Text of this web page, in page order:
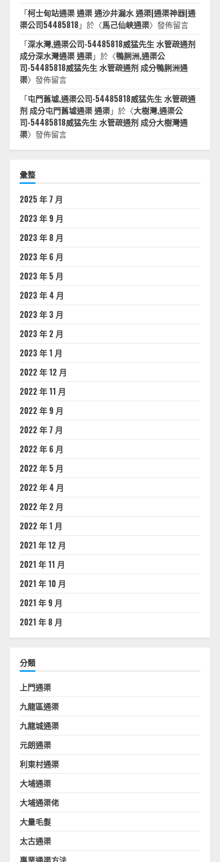
「柯士甸站通渠 通渠 通沙井漏水 通渠|通渠神器|通
渠公司54485818 」於〈馬己仙峽通渠〉發佈留言
「深水灣,通渠公司-54485818威猛先生 水管疏通剂
成分深水灣通渠 通渠」於〈鴨脷洲,通渠公
司-54485818威猛先生 水管疏通剂 成分鴨脷洲通
渠〉發佈留言
「屯門舊墟,通渠公司-54485818威猛先生 水管疏通
剂 成分屯門舊墟通渠 通渠」於〈大樹灣,通渠公
司-54485818威猛先生 水管疏通剂 成分大樹灣通
渠〉發佈留言
彙整
2025 年 7 月
2023 年 9 月
2023 年 8 月
2023 年 6 月
2023 年 5 月
2023 年 4 月
2023 年 3 月
2023 年 2 月
2023 年 1 月
2022 年 12 月
2022 年 11 月
2022 年 9 月
2022 年 7 月
2022 年 6 月
2022 年 5 月
2022 年 4 月
2022 年 2 月
2022 年 1 月
2021 年 12 月
2021 年 11 月
2021 年 10 月
2021 年 9 月
2021 年 8 月
分類
上門通渠
九龍區通渠
九龍城通渠
元朗通渠
利東村通渠
大埔通渠
大埔通渠佬
大量毛髮
太古通渠